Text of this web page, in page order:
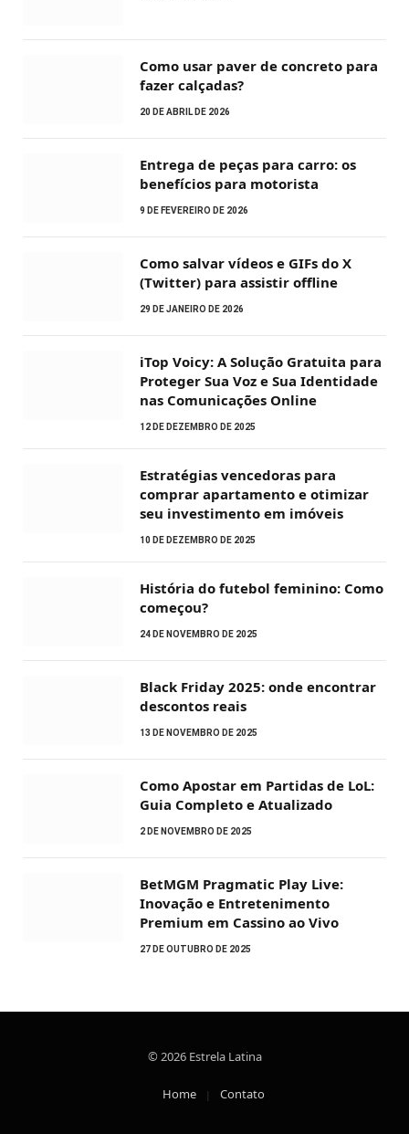
Como usar paver de concreto para
fazer calçadas?
20 DE ABRIL DE 2026
Entrega de peças para carro: os
benefícios para motorista
9 DE FEVEREIRO DE 2026
Como salvar vídeos e GIFs do X
(Twitter) para assistir offline
29 DE JANEIRO DE 2026
iTop Voicy: A Solução Gratuita para
Proteger Sua Voz e Sua Identidade
nas Comunicações Online
12 DE DEZEMBRO DE 2025
Estratégias vencedoras para
comprar apartamento e otimizar
seu investimento em imóveis
10 DE DEZEMBRO DE 2025
História do futebol feminino: Como
começou?
24 DE NOVEMBRO DE 2025
Black Friday 2025: onde encontrar
descontos reais
13 DE NOVEMBRO DE 2025
Como Apostar em Partidas de LoL:
Guia Completo e Atualizado
2 DE NOVEMBRO DE 2025
BetMGM Pragmatic Play Live:
Inovação e Entretenimento
Premium em Cassino ao Vivo
27 DE OUTUBRO DE 2025
© 2026 Estrela Latina
Home Contato